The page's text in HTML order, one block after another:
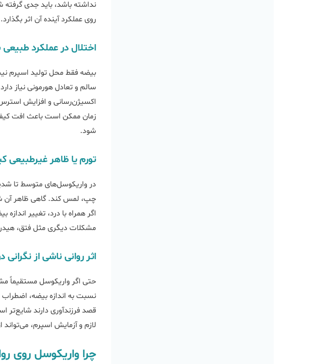
نداشته باشد، باید جدی
روی عملکرد آینده آن اثر بگذارد.
اختلال در عملکرد
بیضه فقط محل تولید اسپرم
سالم و تعادل هورمونی نیاز
اکسیژن‌رسانی و افزایش
زمان ممکن است باعث افت
شود.
تورم یا ظاهر غیرطبیعی
در واریکوسل‌های متوسط تا
چپ، لمس کند. گاهی ظاهر آن
اگر همراه با درد، تغییر
مشکلات دیگری مثل فتق،
اثر روانی ناشی از نگرانی
حتی اگر واریکوسل مستقیماً
نسبت به اندازه بیضه، اضطراب
قصد فرزندآوری دارند
لازم و آزمایش اسپرم،
چرا واریکوسل روی